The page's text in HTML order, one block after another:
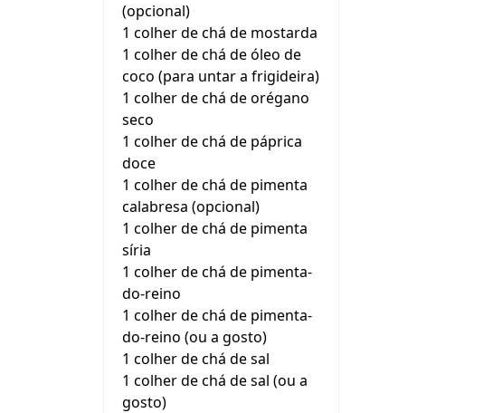
(opcional)
1 colher de chá de mostarda
1 colher de chá de óleo de
coco (para untar a frigideira)
1 colher de chá de orégano
seco
1 colher de chá de páprica
doce
1 colher de chá de pimenta
calabresa (opcional)
1 colher de chá de pimenta
síria
1 colher de chá de pimenta-
do-reino
1 colher de chá de pimenta-
do-reino (ou a gosto)
1 colher de chá de sal
1 colher de chá de sal (ou a
gosto)